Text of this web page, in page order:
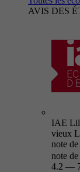
AVIS DES
IAE
vieux
note de
note
4.2 —